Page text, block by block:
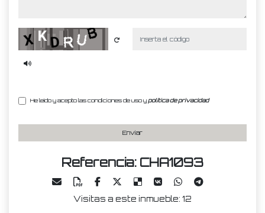
Captcha
He leído y acepto las condiciones de uso ypolítica de privacidad
Enviar
Referencia: CHA1093
Visitas a este inmueble: 12